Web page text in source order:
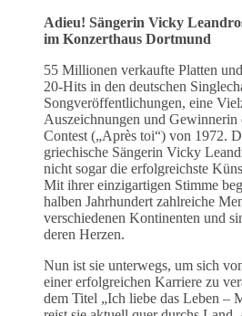
Adieu! Sängerin Vicky
im Konzerthaus Dortmund
55 Millionen verkaufte Platten
20-Hits in den deutschen
Songveröffentlichungen, eine
Auszeichnungen und Gewinnerin
Contest („Après toi“) von 1972.
griechische Sängerin Vicky
nicht sogar die erfolgreichste
Mit ihrer einzigartigen Stimme
halben Jahrhundert zahlreiche
verschiedenen Kontinenten und
deren Herzen.
Nun ist sie unterwegs, um sich
einer erfolgreichen Karriere zu
dem Titel „Ich liebe das Leben –